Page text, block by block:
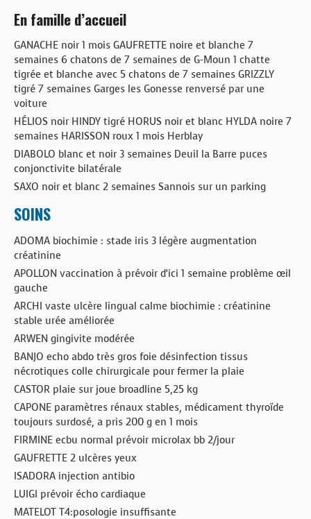
En famille d’accueil
GANACHE noir 1 mois GAUFRETTE noire et blanche 7
semaines 6 chatons de 7 semaines de G-Moun 1 chatte
tigrée et blanche avec 5 chatons de 7 semaines GRIZZLY
tigré 7 semaines Garges les Gonesse renversé par une
voiture
HÉLIOS noir HINDY tigré HORUS noir et blanc HYLDA noire 7
semaines HARISSON roux 1 mois Herblay
DIABOLO blanc et noir 3 semaines Deuil la Barre puces
conjonctivite bilatérale
SAXO noir et blanc 2 semaines Sannois sur un parking
SOINS
ADOMA biochimie : stade iris 3 légère augmentation
créatinine
APOLLON vaccination à prévoir d’ici 1 semaine problème œil
gauche
ARCHI vaste ulcère lingual calme biochimie : créatinine
stable urée améliorée
ARWEN gingivite modérée
BANJO echo abdo très gros foie désinfection tissus
nécrotiques colle chirurgicale pour fermer la plaie
CASTOR plaie sur joue broadline 5,25 kg
CAPONE paramètres rénaux stables, médicament thyroïde
toujours surdosé, a pris 200 g en 1 mois
FIRMINE ecbu normal prévoir microlax bb 2/jour
GAUFRETTE 2 ulcères yeux
ISADORA injection antibio
LUIGI prévoir écho cardiaque
MATELOT T4:posologie insuffisante